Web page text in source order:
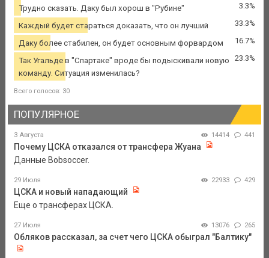
Трудно сказать. Даку был хорош в "Рубине" 3.3%
Каждый будет стараться доказать, что он лучший 33.3%
Даку более стабилен, он будет основным форвардом 16.7%
Так Угальде в "Спартаке" вроде бы подыскивали новую
команду. Ситуация изменилась?
23.3%
Всего голосов: 30
ПОПУЛЯРНОЕ
3 Августа 14414 441
Почему ЦСКА отказался от трансфера Жуана
Данные Bobsoccer.
29 Июля 22933 429
ЦСКА и новый нападающий
Еще о трансферах ЦСКА.
27 Июля 13076 265
Обляков рассказал, за счет чего ЦСКА обыграл "Балтику"